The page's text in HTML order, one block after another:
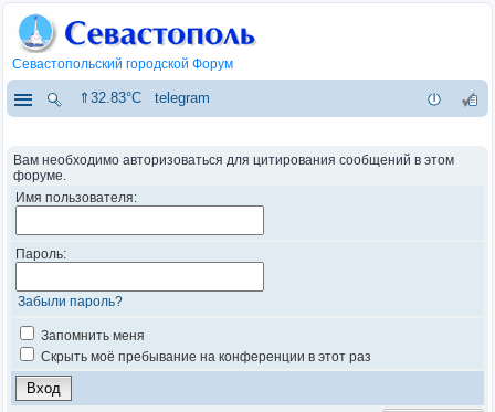
Севастопольский городской Форум
⇑32.83°C telegram
Вам необходимо авторизоваться для цитирования сообщений в этом
форуме.
Имя пользователя:
Пароль:
Забыли пароль?
Запомнить меня
Скрыть моё пребывание на конференции в этот раз